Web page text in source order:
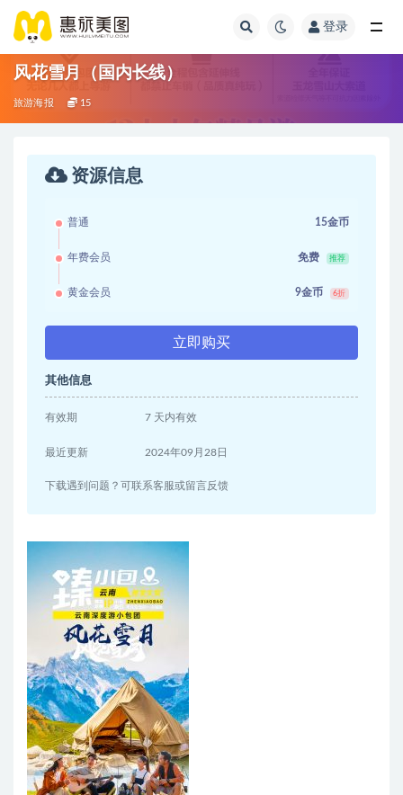
登录
风花雪月（国内长线）
旅游海报 15
资源信息
普通 15金币
年费会员 免费 推荐
黄金会员 9金币 6折
立即购买
其他信息
有效期 7 天内有效
最近更新 2024年09月28日
下载遇到问题？可联系客服或留言反馈